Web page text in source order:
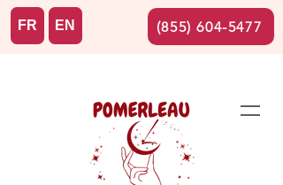
FR EN (855) 604-5477